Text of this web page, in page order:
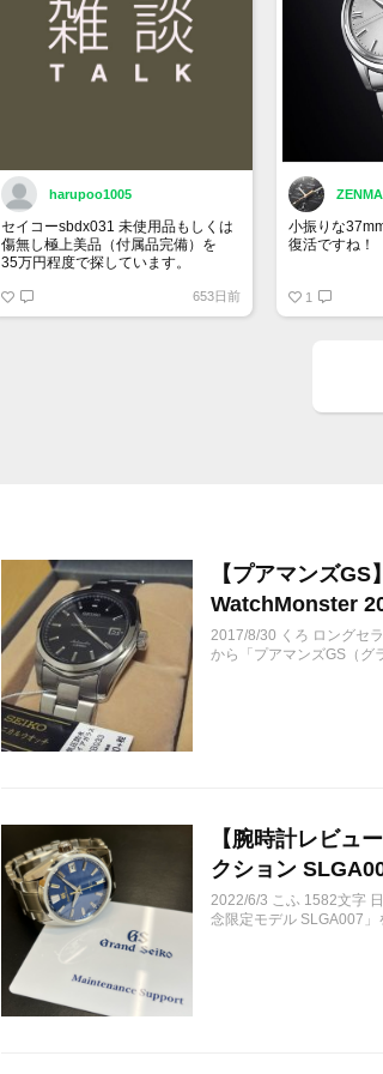
harupoo1005
セイコーsbdx031 未使用品もしくは
傷無し極上美品（付属品完備）を
35万円程度で探しています。
653日前
小振りな
復活ですね！
1
【プアマンズ
WatchMonster
2017/8/30 くろ ロングセ
から「プアマンズGS（グ
【腕時計レビュ
クション
2022/6/3 こふ 1582文字
念限定モデル SLGA007